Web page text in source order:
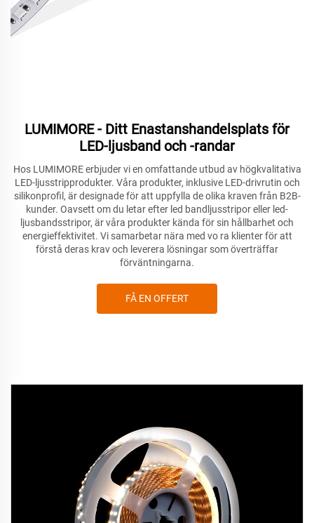
LUMIMORE - Ditt Enastanshandelsplats för
LED-ljusband och -randar
Hos LUMIMORE erbjuder vi en omfattande utbud av högkvalitativa
LED-ljusstripprodukter. Våra produkter, inklusive LED-drivrutin och
silikonprofil, är designade för att uppfylla de olika kraven från B2B-
kunder. Oavsett om du letar efter led bandljusstripor eller led-
ljusbandsstripor, är våra produkter kända för sin hållbarhet och
energieffektivitet. Vi samarbetar nära med vo ra klienter för att
förstå deras krav och leverera lösningar som överträffar
förväntningarna.
FÅ EN OFFERT